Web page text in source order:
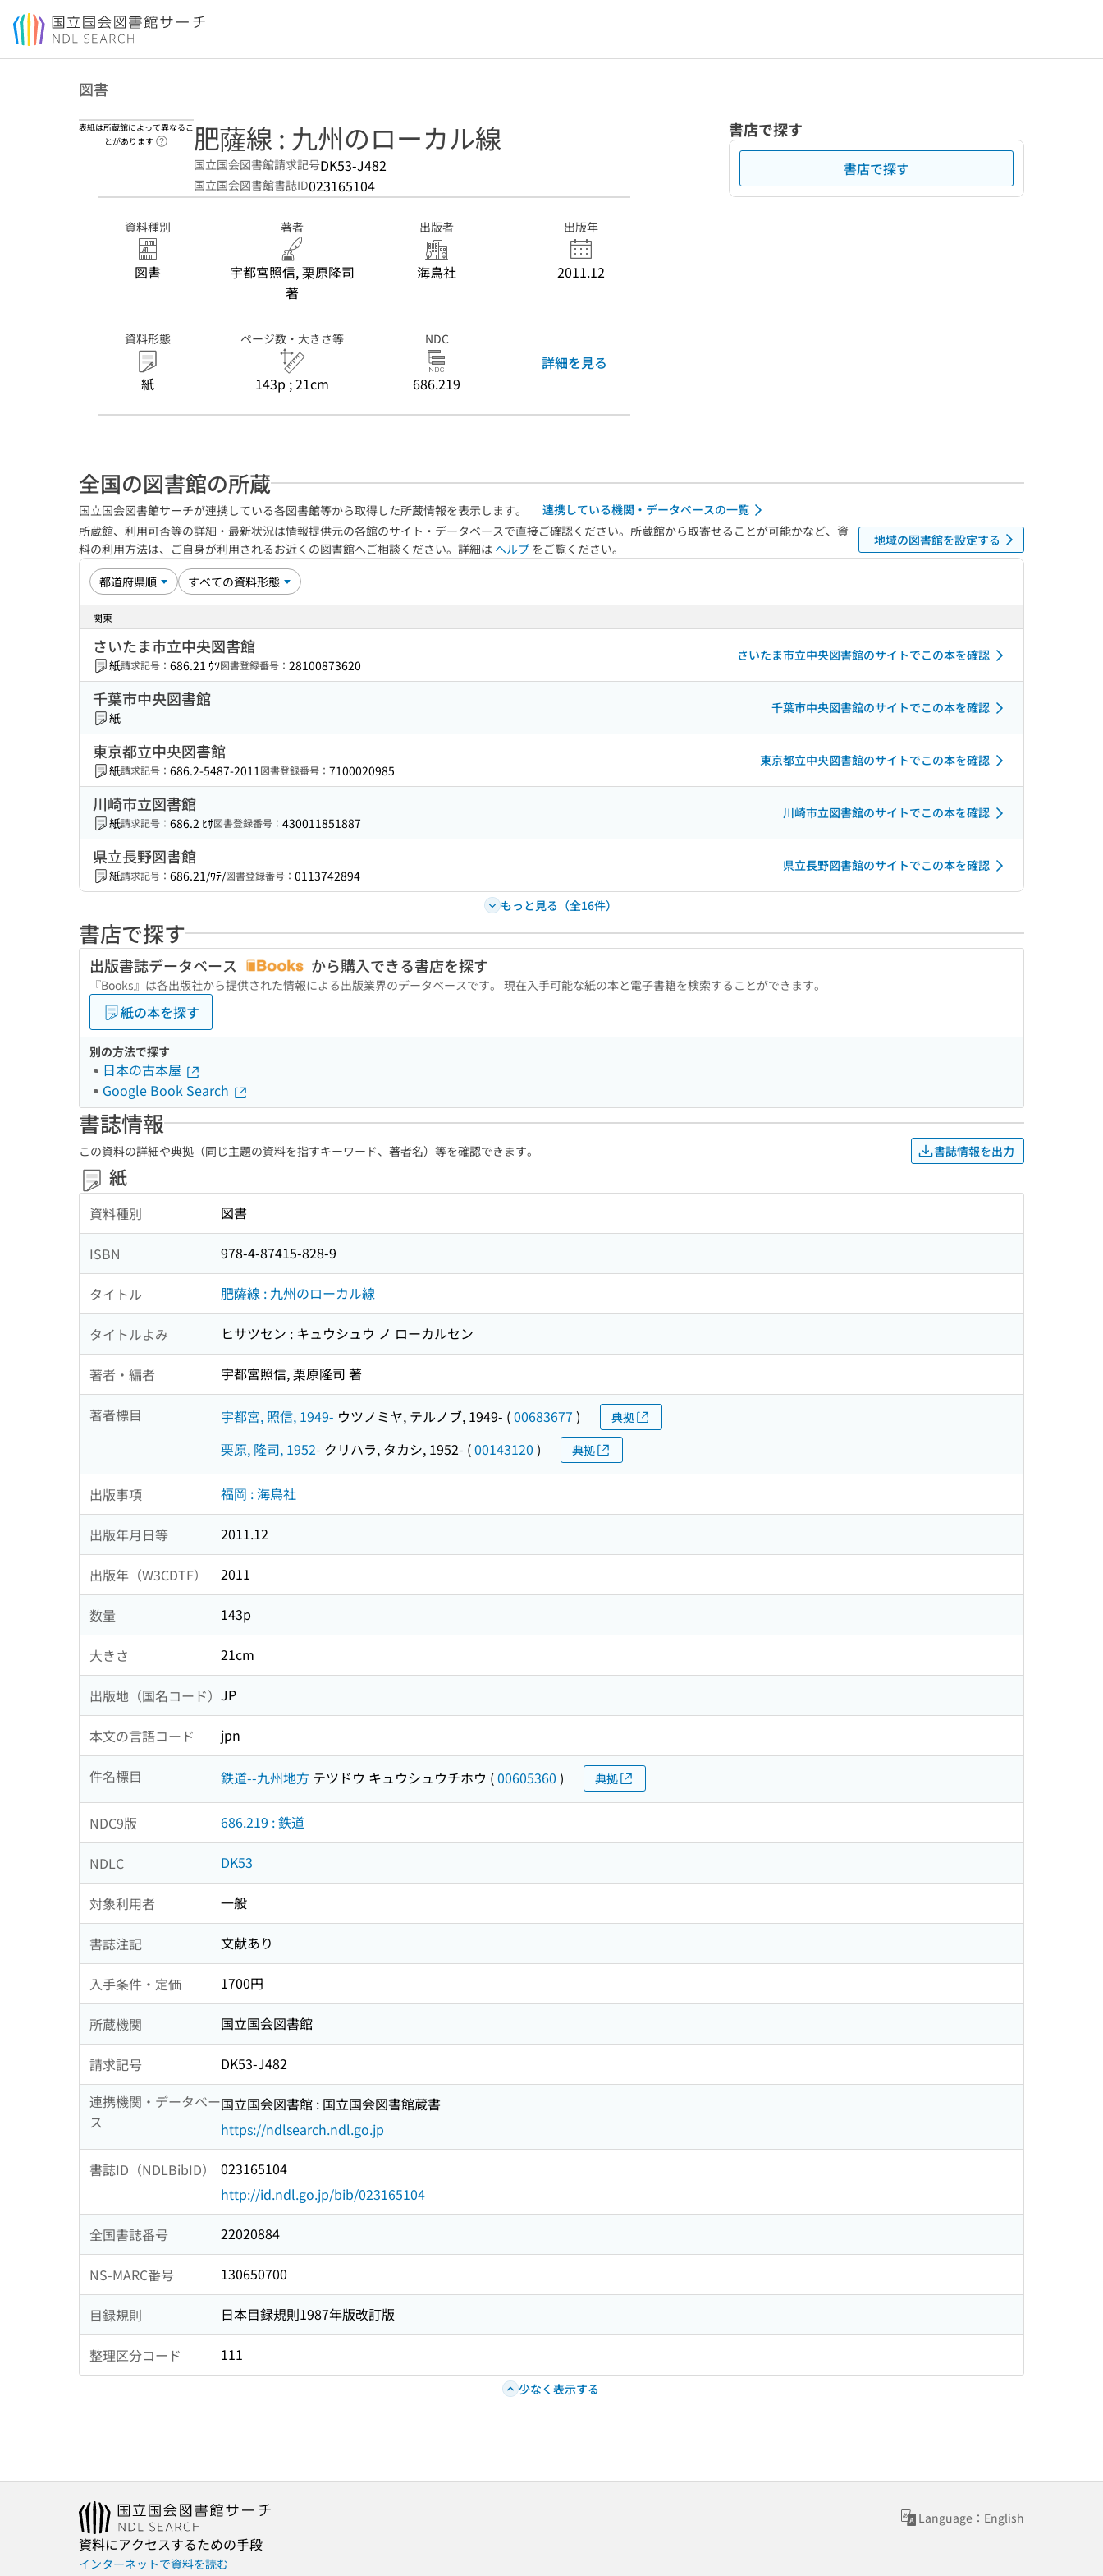
本文へ移動
図書
表紙は所蔵館によって異なるこ
とがあります
ヘルプページへのリンク
肥薩線 : 九州のローカル線
国立国会図書館請求記号DK53-J482
国立国会図書館書誌ID023165104
資料種別
図書
著者
宇都宮照信, 栗原隆司
著
出版者
海鳥社
出版年
2011.12
資料形態
紙
ページ数・大きさ等
143p ; 21cm
NDC
686.219
詳細を見る
書店で探す
書店で探す
全国の図書館の所蔵
国立国会図書館サーチが連携している各図書館等から取得した所蔵情報を表示します。
連携している機関・データベースの一覧
所蔵館、利用可否等の詳細・最新状況は情報提供元の各館のサイト・データベースで直接ご確認ください。所蔵館から取寄せることが可能かなど、資
料の利用方法は、ご自身が利用されるお近くの図書館へご相談ください。詳細は ヘルプ をご覧ください。
地域の図書館を設定する
関東
さいたま市立中央図書館
紙請求記号： 686.21 ｳﾂ図書登録番号： 28100873620
さいたま市立中央図書館のサイトでこの本を確認
千葉市中央図書館
紙
千葉市中央図書館のサイトでこの本を確認
東京都立中央図書館
紙請求記号： 686.2-5487-2011図書登録番号： 7100020985
東京都立中央図書館のサイトでこの本を確認
川崎市立図書館
紙請求記号： 686.2 ﾋｻ図書登録番号： 430011851887
川崎市立図書館のサイトでこの本を確認
県立長野図書館
紙請求記号： 686.21/ｳﾃ/図書登録番号： 0113742894
県立長野図書館のサイトでこの本を確認
もっと見る（全16件）
書店で探す
出版書誌データベース から購入できる書店を探す
『Books』は各出版社から提供された情報による出版業界のデータベースです。 現在入手可能な紙の本と電子書籍を検索することができます。
紙の本を探す
別の方法で探す
日本の古本屋
Google Book Search
書誌情報
この資料の詳細や典拠（同じ主題の資料を指すキーワード、著者名）等を確認できます。 書誌情報を出力
紙
資料種別 図書
ISBN 978-4-87415-828-9
タイトル 肥薩線 : 九州のローカル線
タイトルよみ ヒサツセン : キュウシュウ ノ ローカルセン
著者・編者 宇都宮照信, 栗原隆司 著
著者標目 宇都宮, 照信, 1949- ウツノミヤ, テルノブ, 1949- (00683677 ) 典拠
栗原, 隆司, 1952- クリハラ, タカシ, 1952- (00143120 ) 典拠
出版事項 福岡 : 海鳥社
出版年月日等 2011.12
出版年（W3CDTF） 2011
数量 143p
大きさ 21cm
出版地（国名コード） JP
本文の言語コード jpn
件名標目 鉄道--九州地方 テツドウ キュウシュウチホウ (00605360 ) 典拠
NDC9版 686.219 : 鉄道
NDLC DK53
対象利用者 一般
書誌注記 文献あり
入手条件・定価 1700円
所蔵機関 国立国会図書館
請求記号
DK53-J482
連携機関・データベー
ス
国立国会図書館 : 国立国会図書館蔵書
https://ndlsearch.ndl.go.jp
書誌ID（NDLBibID）
023165104
http://id.ndl.go.jp/bib/023165104
全国書誌番号 22020884
NS-MARC番号 130650700
目録規則 日本目録規則1987年版改訂版
整理区分コード 111
少なく表示する
Language：English
資料にアクセスするための手段
インターネットで資料を読む